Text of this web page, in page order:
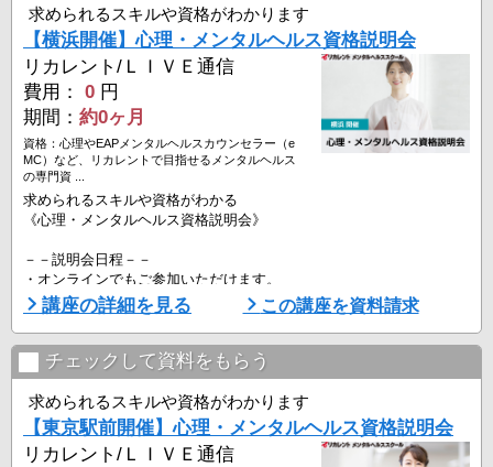
・全国にお住まいの方対象
8月8日（土）16:00-18:30 ※
8月18日（火）14:00-16:30 ※
8月22日（土）16:00-18:30 ※
－－説明会内容－－
・カウンセラーに必要な知識・スキル
・専門資格の種類と概要
・資格取得後のキャリアと ...
求められるスキルや資格がわかります
【横浜開催】心理・メンタルヘルス資格説明会
リカレント/ＬＩＶＥ通信
費用：
0 円
期間： 約0ヶ月
資格：心理やEAPメンタルヘルスカウンセラー（e
MC）など、リカレントで目指せるメンタルヘルス
の専門資 ...
求められるスキルや資格がわかる
《心理・メンタルヘルス資格説明会》
－－説明会日程－－
・オンラインでもご参加いただけます。
・ご予約時に、「教室参加」か「オンライン参加」をご選択くださ
い。
▼リカレント横浜
8月8日（土）16:00-18:30 ※
▼オンライン開催
・全国にお住まいの方対象
8月8日（土）16:00-18:30 ※
8月18日（火）14:00-16:30 ※
講座の詳細を見る この講座を資料請求
チェックして資料をもらう
求められるスキルや資格がわかります
【東京駅前開催】心理・メンタルヘルス資格説明会
リカレント/ＬＩＶＥ通信